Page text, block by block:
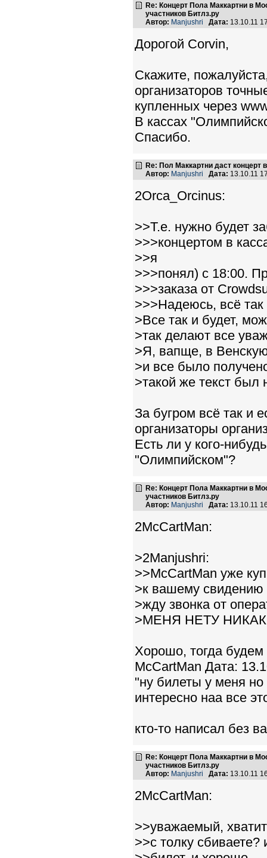
Re: Концерт Пола Маккартни в
участников Битлз.ру
Автор: Manjushri Дата: 13.10.11
Дорогой Corvin,
Скажите,
организаторов
купленных через
В кассах
Спасибо.
Re: Пол Маккартни даст концерт
Автор: Manjushri Дата: 13.10.11
2Orca_Orcinus:
>>Т.е. нужно будет
>>>концертом в
>>я
>>>понял) с 18:00.
>>>заказа от
>>>Надеюсь, всё так
>Все так и будет,
>так делают все
>Я, вапще, в
>и все было
>такой же текст был
За бугром всё так и
организаторы
Есть ли у кого-
"Олимпийском"?
Re: Концерт Пола Маккартни в
участников Битлз.ру
Автор: Manjushri Дата: 13.10.11
2McCartMan:
>2Manjushri:
>>McCartMan уже
>к вашему свидению
>жду звонка от
>МЕНЯ НЕТУ
Хорошо, тогда будем
McCartMan Дата:
"ну билеты у меня но
интересно наа все
кто-то написал без
Re: Концерт Пола Маккартни в
участников Битлз.ру
Автор: Manjushri Дата: 13.10.11
2McCartMan:
>>уважаемый,
>>с толку